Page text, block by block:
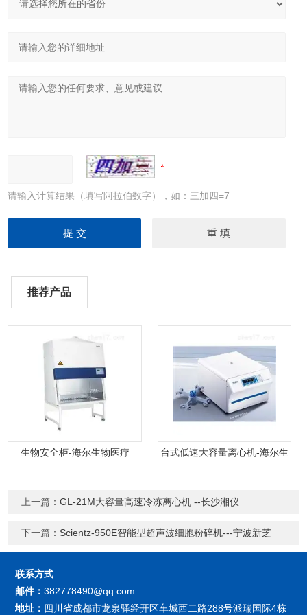
请输入计算结果（填写阿拉伯数字），如：三加四=7
推荐产品
生物安全柜-海尔生物医疗
台式低速大容量离心机-海尔生
上一篇：GL-21M大容量高速冷冻离心机 --长沙湘仪
下一篇： Scientz-950E智能型超声波细胞粉碎机---宁波新芝
联系方式
邮件：382778490@qq.com
地址： 四川省成都市龙泉驿经开区车城西二路288号派瑞国际4栋